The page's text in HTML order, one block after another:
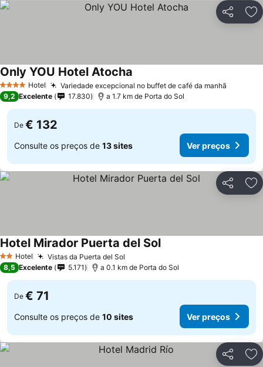
Partilhar
4 EstrelasHotel Variedade excepcional no buffet de café da manhã
Only YOU Hotel Atocha
9,2 Excelente 17.830 a 1.7 km de Porta do Sol
De € 132
Consulte os preços de 13 sites Ver preços
Partilhar
2 Estrelas
Hotel Vistas da Puerta del Sol
Hotel Mirador Puerta del Sol
8,5 Excelente 5.171 a 0.1 km de Porta do Sol
De € 71
Consulte os preços de 10 sites Ver preços
Partilhar